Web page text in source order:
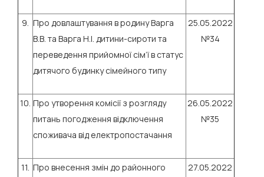
9. Про довлаштування в родину Варга
В.В. та Варга Н.І. дитини-сироти та
переведення прийомної сім’ї в статус
дитячого будинку сімейного типу
25.05.2022
№34
10. Про утворення комісії з розгляду
питань погодження відключення
споживача від електропостачання
26.05.2022
№35
11. Про внесення змін до районного
27.05.2022